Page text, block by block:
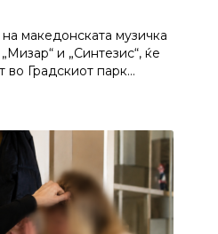
македонската музичка
и „Синтезис“, ќе
во Градскиот парк…